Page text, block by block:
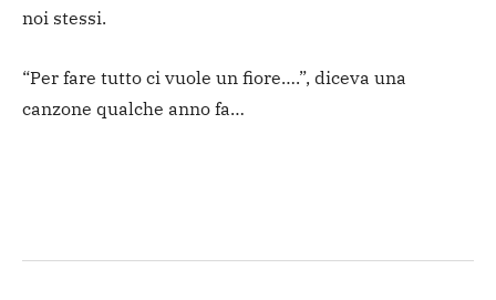
noi stessi.
“Per fare tutto ci vuole un fiore….”, diceva una
canzone qualche anno fa…